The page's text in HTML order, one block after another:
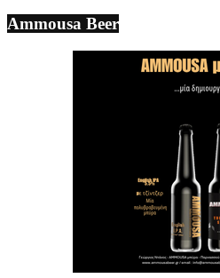
Ammousa Beer